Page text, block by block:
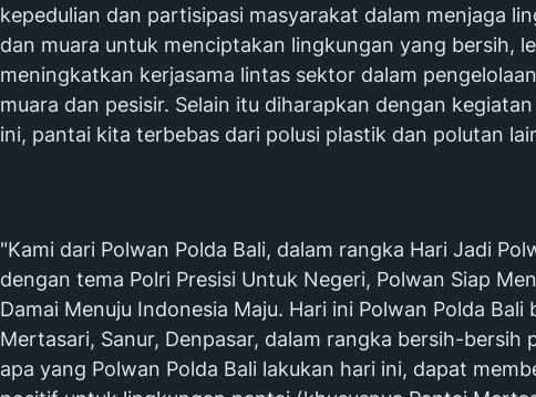
kepedulian dan partisipasi masyarakat dalam menjaga
dan muara untuk menciptakan lingkungan yang bersih,
meningkatkan kerjasama lintas sektor dalam
muara dan pesisir. Selain itu diharapkan dengan
ini, pantai kita terbebas dari polusi plastik dan polutan
"Kami dari Polwan Polda Bali, dalam rangka Hari Jadi
dengan tema Polri Presisi Untuk Negeri, Polwan Siap
Damai Menuju Indonesia Maju. Hari ini Polwan Polda Bali
Mertasari, Sanur, Denpasar, dalam rangka bersih-bersih
apa yang Polwan Polda Bali lakukan hari ini, dapat